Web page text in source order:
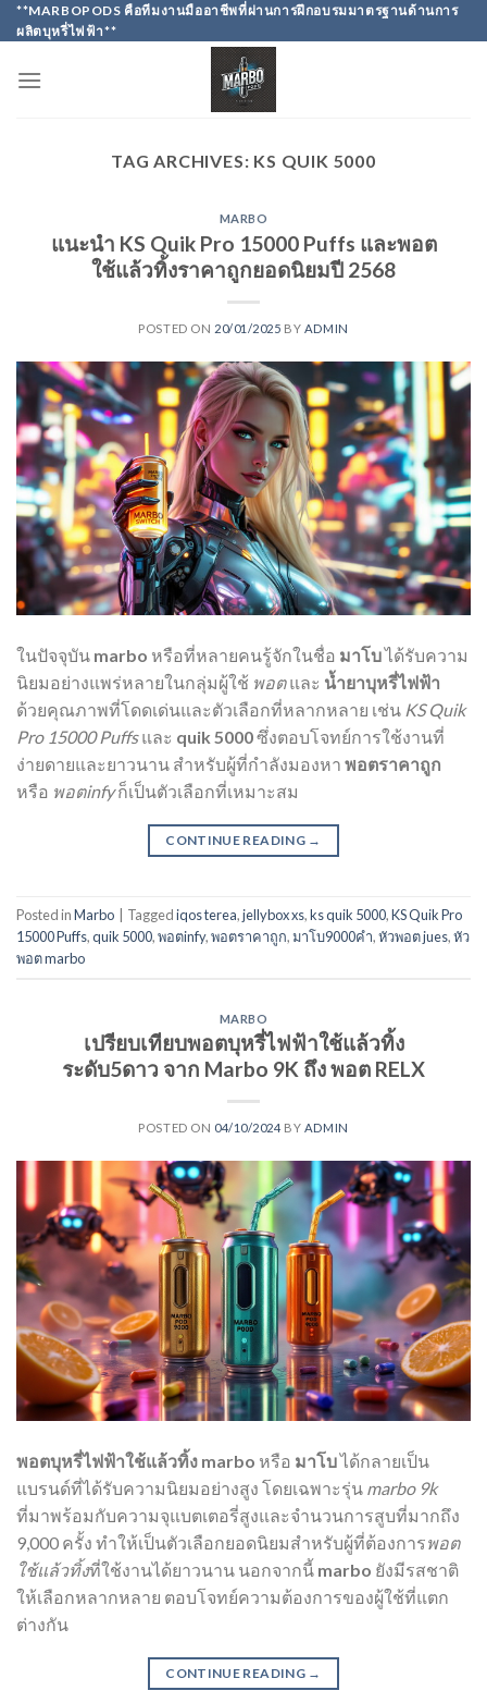
Skip
to
**MARBOPODS คือทีมงานมืออาชีพที่ผ่านการฝึกอบรมมาตรฐานด้านการ
ผลิตบุหรี่ไฟฟ้า**
TAG ARCHIVES: KS QUIK 5000
MARBO
แนะนำ KS Quik Pro 15000 Puffs และพอต
ใช้แล้วทิ้งราคาถูกยอดนิยมปี 2568
POSTED ON 20/01/2025 BY ADMIN
ในปัจจุบัน marbo หรือที่หลายคนรู้จักในชื่อ มาโบได้รับความ
นิยมอย่างแพร่หลายในกลุ่มผู้ใช้ พอตและ น้ำยาบุหรี่ไฟฟ้า
ด้วยคุณภาพที่โดดเด่นและตัวเลือกที่หลากหลาย เช่น KS Quik
Pro 15000 Puffsและ quik 5000ซึ่งตอบโจทย์การใช้งานที่
ง่ายดายและยาวนาน สำหรับผู้ที่กำลังมองหา พอตราคาถูก
หรือ พอตinfyก็เป็นตัวเลือกที่เหมาะสม
CONTINUE READING →
Posted inMarbo Taggediqos terea,jellybox xs,ks quik 5000,KS Quik Pro
15000 Puffs,quik 5000,พอตinfy,พอตราคาถูก,มาโบ9000คํา,หัวพอต jues,หัว
พอต marbo
MARBO
เปรียบเทียบพอตบุหรี่ไฟฟ้าใช้แล้วทิ้ง
ระดับ5ดาว จาก Marbo 9K ถึง พอต RELX
POSTED ON 04/10/2024 BY ADMIN
พอตบุหรี่ไฟฟ้าใช้แล้วทิ้ง marbo หรือ มาโบได้กลายเป็น
แบรนด์ที่ได้รับความนิยมอย่างสูง โดยเฉพาะรุ่น marbo 9k
ที่มาพร้อมกับความจุแบตเตอรี่สูงและจำนวนการสูบที่มากถึง
9,000 ครั้ง ทำให้เป็นตัวเลือกยอดนิยมสำหรับผู้ที่ต้องการพอต
ใช้แล้วทิ้งที่ใช้งานได้ยาวนาน นอกจากนี้ marbo ยังมีรสชาติ
ให้เลือกหลากหลาย ตอบโจทย์ความต้องการของผู้ใช้ที่แตก
ต่างกัน
CONTINUE READING →